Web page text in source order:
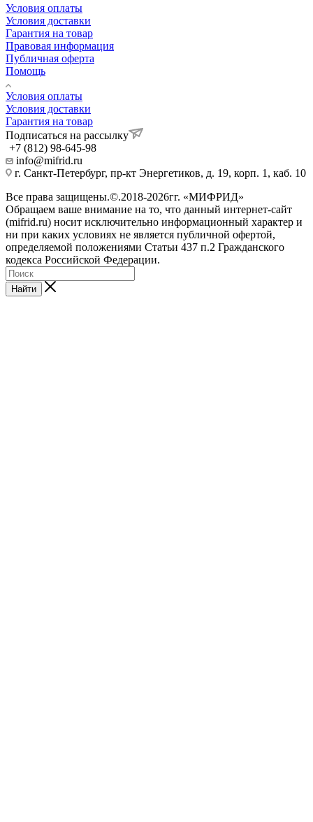
Условия оплаты
Условия доставки
Гарантия на товар
Правовая информация
Публичная оферта
Помощь
Условия оплаты
Условия доставки
Гарантия на товар
Подписаться на рассылку
+7 (812) 98-645-98
info@mifrid.ru
г. Санкт-Петербург, пр-кт Энергетиков, д. 19, корп. 1, каб. 10
Все права защищены.©.2018-2026гг. «МИФРИД»
Обращаем ваше внимание на то, что данный интернет-сайт
(mifrid.ru) носит исключительно информационный характер и
ни при каких условиях не является публичной офертой,
определяемой положениями Статьи 437 п.2 Гражданского
кодекса Российской Федерации.
Найти